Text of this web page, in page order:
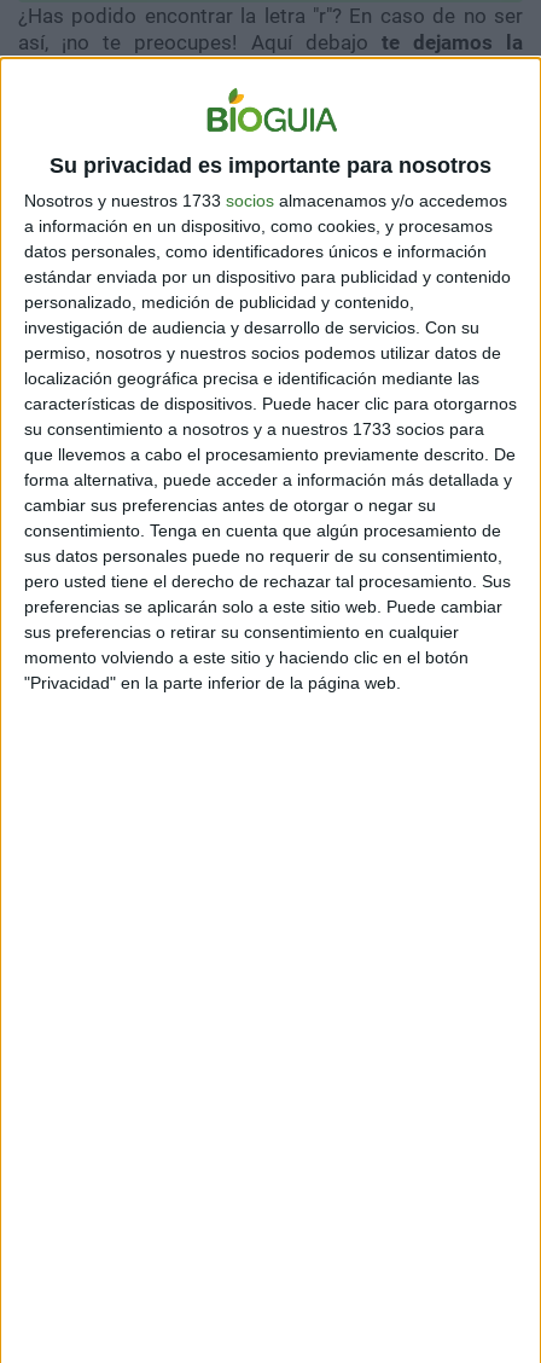
Su privacidad es importante para nosotros
Nosotros y nuestros 1733 socios almacenamos y/o accedemos
a información en un dispositivo, como cookies, y procesamos
datos personales, como identificadores únicos e información
estándar enviada por un dispositivo para publicidad y contenido
personalizado, medición de publicidad y contenido,
investigación de audiencia y desarrollo de servicios. Con su
permiso, nosotros y nuestros socios podemos utilizar datos de
localización geográfica precisa e identificación mediante las
características de dispositivos. Puede hacer clic para otorgarnos
su consentimiento a nosotros y a nuestros 1733 socios para
que llevemos a cabo el procesamiento previamente descrito. De
forma alternativa, puede acceder a información más detallada y
cambiar sus preferencias antes de otorgar o negar su
consentimiento. Tenga en cuenta que algún procesamiento de
sus datos personales puede no requerir de su consentimiento,
pero usted tiene el derecho de rechazar tal procesamiento. Sus
preferencias se aplicarán solo a este sitio web. Puede cambiar
sus preferencias o retirar su consentimiento en cualquier
momento volviendo a este sitio y haciendo clic en el botón
"Privacidad" en la parte inferior de la página web.
¿Has podido encontrar la letra "r"? En caso de no ser
así, ¡no te preocupes! Aquí debajo te dejamos la
compartir este acertijo visual con tus amigos y
familiares, y así poder desafiarlos.